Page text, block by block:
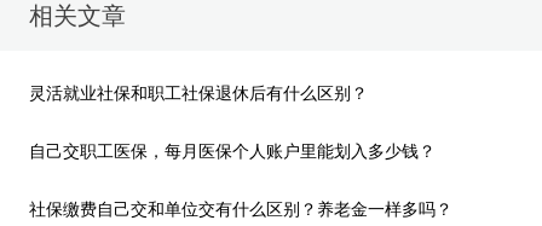
相关文章
灵活就业社保和职工社保退休后有什么区别？
自己交职工医保，每月医保个人账户里能划入多少钱？
社保缴费自己交和单位交有什么区别？养老金一样多吗？